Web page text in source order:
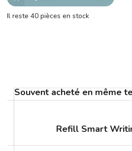
Il reste 40 pièces en stock
Souvent acheté en même
Refill Smart